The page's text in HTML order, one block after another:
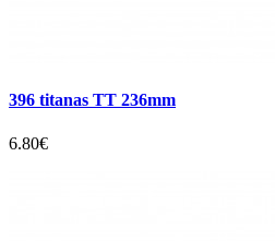
396 titanas TT 236mm
6.80€